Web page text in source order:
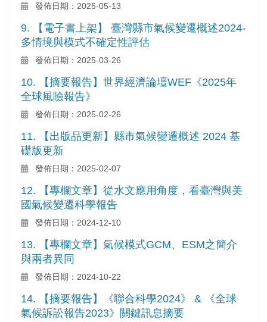
發佈日期：2025-05-13
9. 【電子書上架】 臺灣縣市氣候變遷概述2024-
多情境與模式不確定性評估
發佈日期：2025-03-26
10. 【摘要報告】世界經濟論壇WEF《2025年
全球風險報告》
發佈日期：2025-02-26
11. 【出版品更新】縣市氣候變遷概述 2024 基
礎版更新
發佈日期：2025-02-07
12. 【專欄文章】從水文應用角度，看臺灣與美
國氣候變遷科學報告
發佈日期：2024-12-10
13. 【專欄文章】氣候模式GCM、ESM之簡介
與兩者異同
發佈日期：2024-10-22
14. 【摘要報告】《聯合科學2024》 & 《全球
氣候訴訟報告2023》關鍵訊息摘要